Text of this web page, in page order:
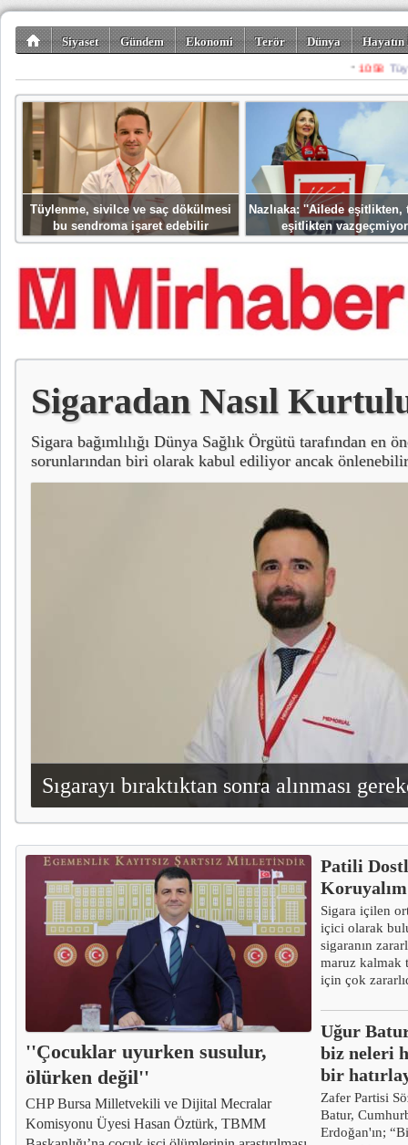
Siyaset Gündem Ekonomi Terör Dünya
Misafir
Tüylenme, sivilce ve saç dökülmesi
bu sendroma işaret edebilir
Nazlıaka: ''Ailede eşitlikten,
eşitlikten
Sigaradan Nasıl
Sigara bağımlılığı Dünya Sağlık Örgütü tarafından en
sorunlarından biri olarak kabul ediliyor ancak
yer alıyor.
Sıgarayı bıraktıktan sonra alınması
''Çocuklar uyurken susulur,
ölürken değil''
CHP Bursa Milletvekili ve Dijital Mecralar
Komisyonu Üyesi Hasan Öztürk, TBMM
Patili
Sigara içilen
içici olarak
sigaranın
maruz kalmak
için çok
Uğur
biz neleri
bir
Zafer Partisi
Batur,
Erdoğan'ın;